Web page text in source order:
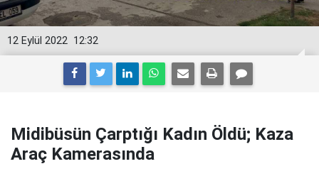
12:32
12 Eylül 2022
Midibüsün Çarptığı Kadın Öldü; Kaza
Araç Kamerasında